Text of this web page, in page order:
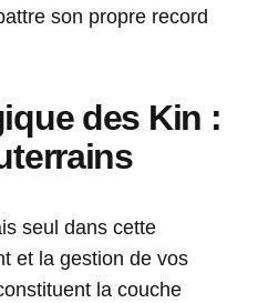
son propre record
des Kin :
seul dans cette
et la gestion de vos
la couche